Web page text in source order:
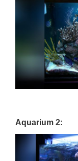
Aquarium 2: